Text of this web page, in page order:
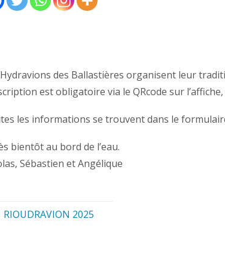
des Ballastières organisent leur
est obligatoire via le QRcode sur
les informations se trouvent dans le
bientôt au bord de l’eau.
Sébastien et Angélique
RIOUDRAVION 2025